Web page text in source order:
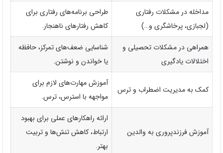
مداخله در مشکلات رفتاری
(لجبازی، پرخاشگری و…)
طراحی برنامه‌های رفتاری برای
کاهش رفتارهای ناهنجار.
همراهی در مشکلات تحصیلی و
اختلالات یادگیری
شناسایی ضعف‌های تمرکز، حافظه
یا خواندن و نوشتن.
کمک به مدیریت اضطراب و ترس
آموزش مهارت‌های لازم برای
مواجهه با استرس، ترس.
آموزش فرزندپروری به والدین
ارائه راهکارهای عملی برای بهبود
ارتباط، کاهش تنش‌ها و تربیت
بهتر.